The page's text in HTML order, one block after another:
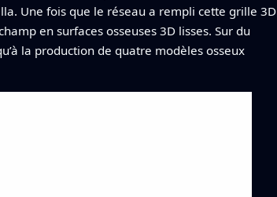
Une fois que le réseau a rempli cette grille 3D
en surfaces osseuses 3D lisses. Sur du
la production de quatre modèles osseux